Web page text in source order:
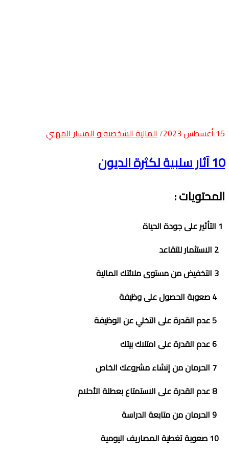
15 أغسطس 2023 المالية الشخصية و المسار المهني
10 آثار سلبية لكثرة الديون
المحتويات :
1 التأثير على جودة الحياة
2 الاستثمار للتقاعد
3 التخفيض من مستوى ملائتك المالية
4صعوبة الحصول على وظيفة
5عدم القدرة على التخلي عن الوظيفة
6عدم القدرة على امتلاك بيتك
7 الحرمان من إنشاء مشروعك الخاص
8عدم القدرة على الاستمتاع بعطلة الأحلام
9الحرمان من متابعة الدراسة
10صعوبة تغطية المصاريف اليومية